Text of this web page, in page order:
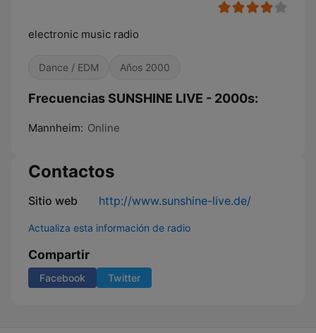
electronic music radio
Dance / EDM Años 2000
Frecuencias SUNSHINE LIVE - 2000s:
Mannheim: Online
Contactos
Sitio web http://www.sunshine-live.de/
Actualiza esta información de radio
Compartir
Facebook Twitter